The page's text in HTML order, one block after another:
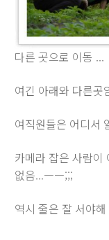
다른 곳으로 이동 ...
여긴 아래와 다른곳
여직원들은 어디서
카메라 잡은 사람이
없음...ㅡㅡ;;;
역시 줄은 잘 서야